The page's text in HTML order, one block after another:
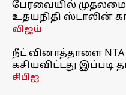
பேரவையில்
உதயநிதி ஸ்டாலின்
விஜய்
நீட் வினாத்தாளை
கசியவிட்டது இப்படி
சிபிஐ